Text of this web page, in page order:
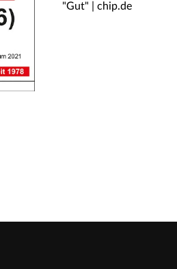
"Gut" | chip.de